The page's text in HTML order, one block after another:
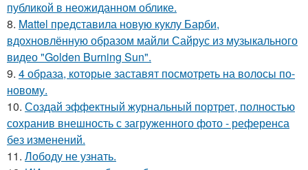
публикой в неожиданном облике.
8. Mattel представила новую куклу Барби,
вдохновлённую образом майли Сайрус из музыкального
видео "Golden Burning Sun".
9. 4 образа, которые заставят посмотреть на волосы по-
новому.
10. Создай эффектный журнальный портрет, полностью
сохранив внешность с загруженного фото - референса
без изменений.
11. Лободу не узнать.